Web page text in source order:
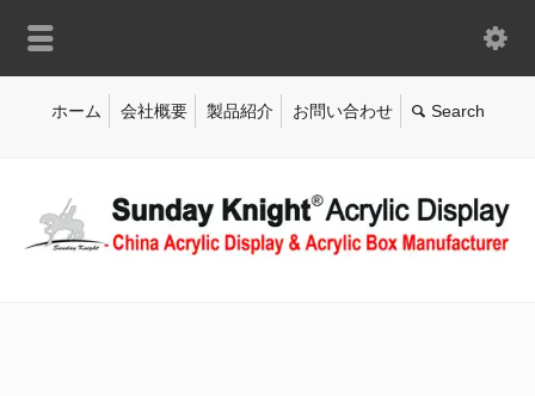
ホーム 会社概要 製品紹介 お問い合わせ